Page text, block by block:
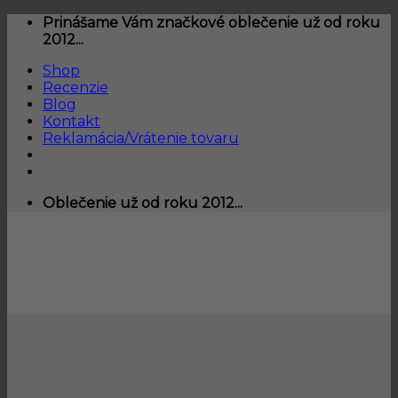
Skip
Prinášame Vám značkové oblečenie už od roku
2012...
Shop
Recenzie
Blog
Kontakt
Reklamácia/Vrátenie tovaru
Oblečenie už od roku 2012...